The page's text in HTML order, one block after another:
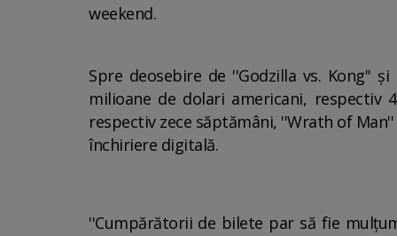
weekend.
Spre deosebire de ''Godzilla vs. Kong''
milioane de dolari americani,
respectiv zece săptămâni, ''Wrath of
închiriere digitală.
''Cumpărătorii de bilete par să fie